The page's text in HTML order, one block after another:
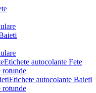
Etichete autocolante Fete
rotunde
Etichete autocolante Baieti
rotunde